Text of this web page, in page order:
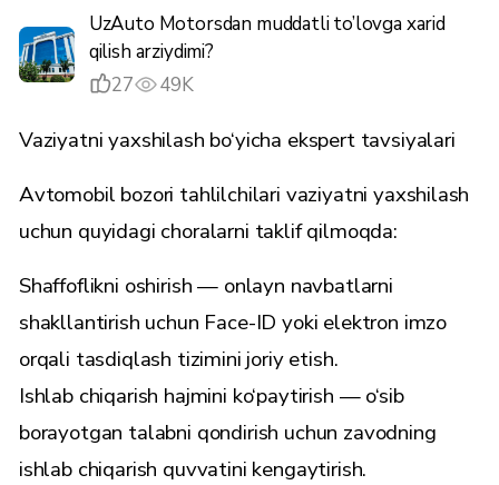
UzAuto Motorsdan muddatli to’lovga xarid
qilish arziydimi?
27
49K
Vaziyatni yaxshilash bo‘yicha ekspert tavsiyalari
Avtomobil bozori tahlilchilari vaziyatni yaxshilash
uchun quyidagi choralarni taklif qilmoqda:
Shaffoflikni oshirish — onlayn navbatlarni
shakllantirish uchun Face-ID yoki elektron imzo
orqali tasdiqlash tizimini joriy etish.
Ishlab chiqarish hajmini ko‘paytirish — o‘sib
borayotgan talabni qondirish uchun zavodning
ishlab chiqarish quvvatini kengaytirish.